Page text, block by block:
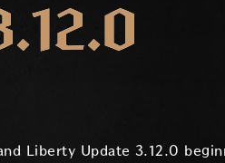
Liberty Update 3.12.0